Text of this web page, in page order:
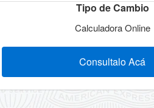
Tipo de Cambio
Calculadora Online
Consultalo Acá